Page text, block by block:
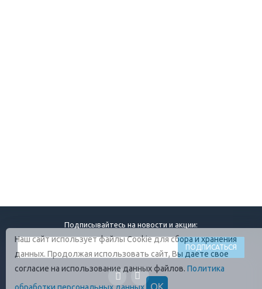
Подписывайтесь на новости и акции:
Наш сайт использует файлы Cookie для сбора и хранения
данных. Продолжая использовать сайт, Вы даете свое
согласие на использование данных файлов. Политика
ОК